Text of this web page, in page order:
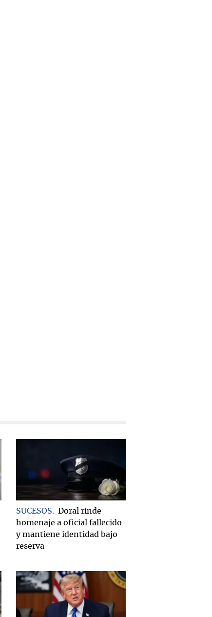
SUCESOS
Doral rinde
homenaje a oficial fallecido
y mantiene identidad bajo
reserva